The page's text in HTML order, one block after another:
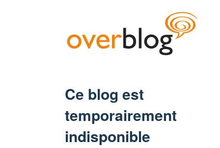
Ce blog est
temporairement
indisponible